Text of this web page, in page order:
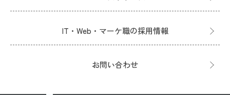
IT・Web・マーケ職の採用情報
お問い合わせ